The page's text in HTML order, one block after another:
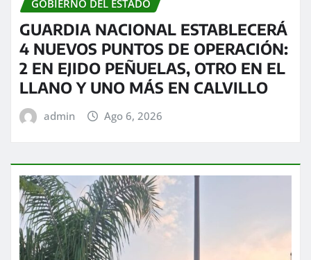
GOBIERNO DEL ESTADO
GUARDIA NACIONAL ESTABLECERÁ
4 NUEVOS PUNTOS DE OPERACIÓN:
2 EN EJIDO PEÑUELAS, OTRO EN EL
LLANO Y UNO MÁS EN CALVILLO
admin Ago 6, 2026